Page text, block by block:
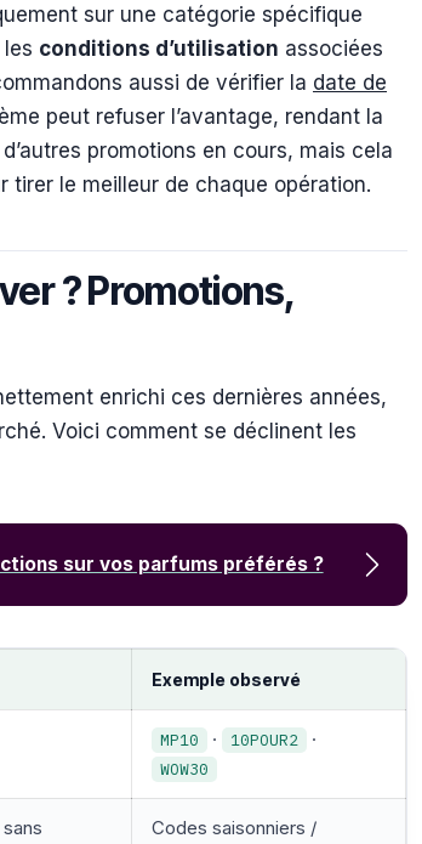
sur une catégorie spécifique
conditions d’utilisation associées
aussi de vérifier la date de
peut refuser l’avantage, rendant la
promotions en cours, mais cela
tirer le meilleur de chaque opération.
? Promotions,
enrichi ces dernières années,
Voici comment se déclinent les
sur vos parfums préférés ?
Exemple observé
MP10 · 10POUR2 ·
WOW30
Codes saisonniers /